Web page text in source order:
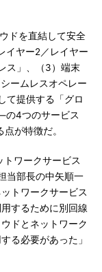
ドを直結して安全
イヤー2／レイヤー
ス」、（3）端末
ームレスオペレー
て提供する「グロ
の4つのサービス
が特徴だ。
ワークサービス
当部長の中矢順一
トワークサービス
するために別回線
ドとネットワーク
る必要があった」